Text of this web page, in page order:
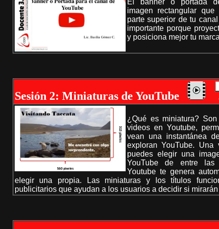
El banner o portada
imagen rectangular
parte superior de tu
importante porque
y posiciona mejor tu
Sesión 2: Miniaturas de YouTube
¿Qué es miniatura?
videos en Youtube,
vean una instantánea
exploran YouTube.
puedes elegir una
YouTube de entre
Youtube te genera
elegir una propia. Las miniaturas y los títulos
publicitarios que ayudan a los usuarios a decidir si